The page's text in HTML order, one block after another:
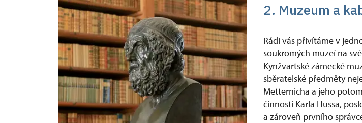
2. Muzeum a
Rádi vás přivítáme v
soukromých muzeí na
Kynžvartské zámecké
sběratelské předměty
Metternicha a jeho
činnosti Karla Hussa,
a zároveň prvního